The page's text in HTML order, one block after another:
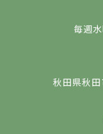
毎週
秋田県秋